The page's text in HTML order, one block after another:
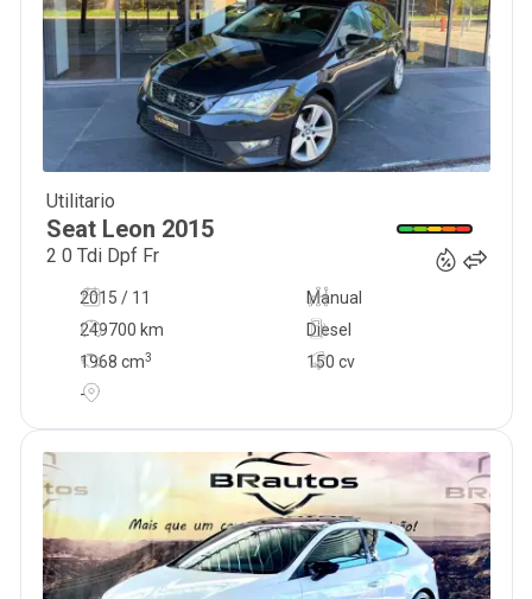
Utilitario
Seat Leon 2015
2 0 Tdi Dpf Fr
2015 / 11
Manual
249700 km
150 cv
Diesel
1968 cm3
-